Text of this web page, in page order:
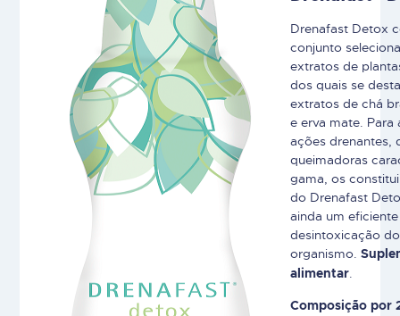
Drenafast Detox
conjunto
extratos de
dos quais se
extratos de chá
e erva mate. Para
ações drenantes,
queimadoras
gama, os
do Drenafast
ainda um eficiente
desintoxicação do
organismo.
alimentar.
Composição por